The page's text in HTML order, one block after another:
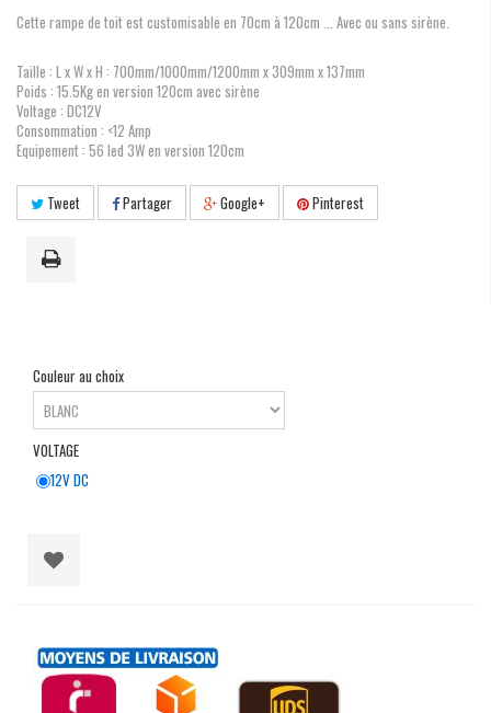
Cette rampe de toit est customisable en 70cm à 120cm ... Avec ou sans sirène.
Taille : L x W x H : 700mm/1000mm/1200mm x 309mm x 137mm
Poids : 15.5Kg en version 120cm avec sirène
Voltage : DC12V
Consommation : <12 Amp
Equipement : 56 led 3W en version 120cm
Tweet Partager Google+ Pinterest
Couleur au choix
VOLTAGE
12V DC